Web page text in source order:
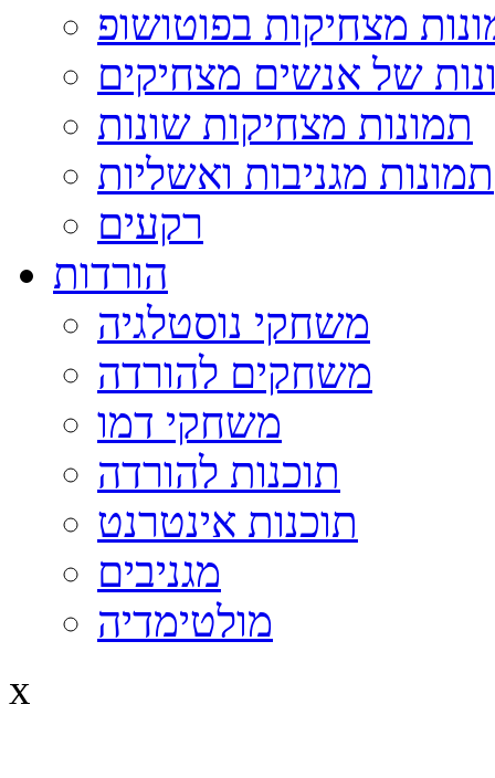
מצחיקות בפוטושופ
של אנשים מצחיקים
תמונות מצחיקות שונות
תמונות מגניבות ואשליות
רקעים
הורדות
משחקי נוסטלגיה
משחקים להורדה
משחקי דמו
תוכנות להורדה
תוכנות אינטרנט
מגניבים
מולטימדיה
x